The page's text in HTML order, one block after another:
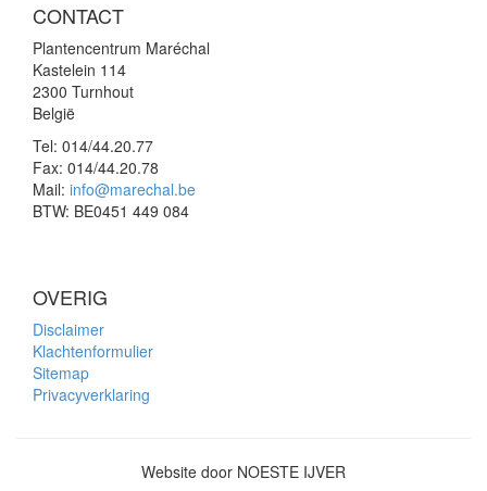
CONTACT
Plantencentrum Maréchal
Kastelein 114
2300 Turnhout
België
Tel: 014/44.20.77
Fax: 014/44.20.78
Mail: info@marechal.be
BTW: BE0451 449 084
OVERIG
Disclaimer
Klachtenformulier
Sitemap
Privacyverklaring
Website door NOESTE IJVER